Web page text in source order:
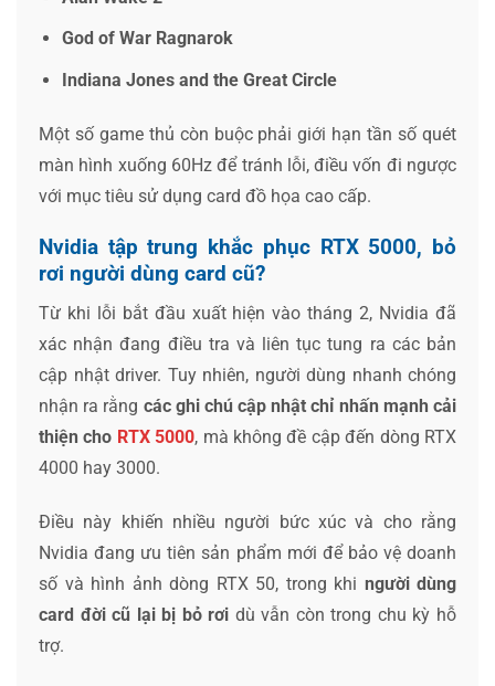
God of War Ragnarok
Indiana Jones and the Great Circle
Một số game thủ còn buộc phải giới hạn tần số quét
màn hình xuống 60Hz để tránh lỗi, điều vốn đi ngược
với mục tiêu sử dụng card đồ họa cao cấp.
Nvidia tập trung khắc phục RTX 5000, bỏ
rơi người dùng card cũ?
Từ khi lỗi bắt đầu xuất hiện vào tháng 2, Nvidia đã
xác nhận đang điều tra và liên tục tung ra các bản
cập nhật driver. Tuy nhiên, người dùng nhanh chóng
nhận ra rằng các ghi chú cập nhật chỉ nhấn mạnh cải
thiện cho RTX 5000, mà không đề cập đến dòng RTX
4000 hay 3000.
Điều này khiến nhiều người bức xúc và cho rằng
Nvidia đang ưu tiên sản phẩm mới để bảo vệ doanh
số và hình ảnh dòng RTX 50, trong khi người dùng
card đời cũ lại bị bỏ rơi dù vẫn còn trong chu kỳ hỗ
trợ.